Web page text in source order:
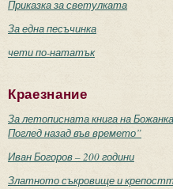
Приказка за светулката
За една песъчинка
чети по-нататък
Краезнание
За летописната книга на
Поглед назад във времето”
Иван Богоров – 200 години
Златното съкровище и